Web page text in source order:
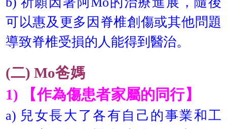
可以惠及更多因脊椎創傷或其他問題
導致脊椎受損的人能得到醫治。
(二) Mo爸媽
1) 【作為傷患者家屬的同行】
a) 兒女長大了各有自己的事業和工